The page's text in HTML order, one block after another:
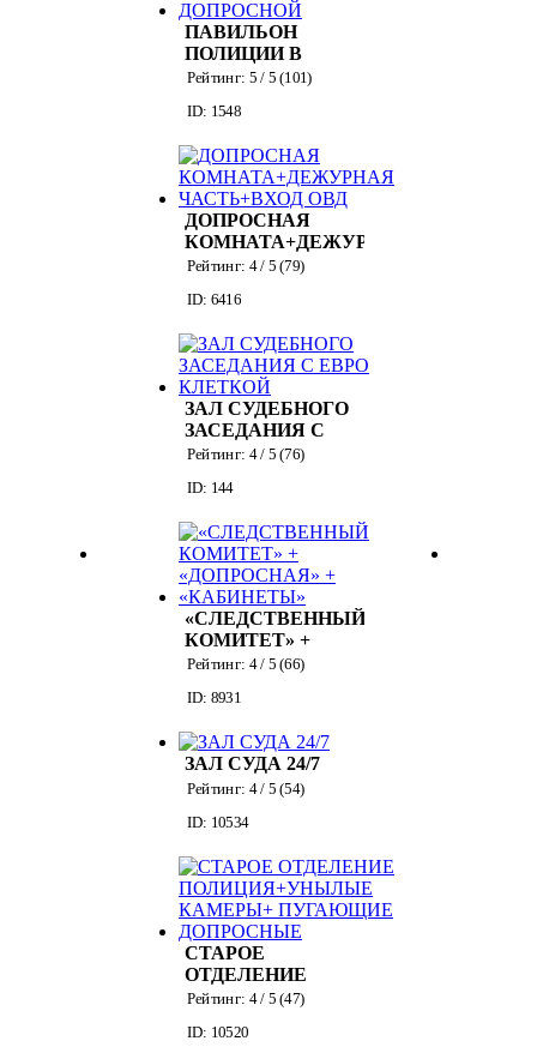
ПАВИЛЬОН
ПОЛИЦИИ В
СТИЛЕ ЛОФТ С
Рейтинг: 5/ 5 (101)
ID: 1548
ДОПРОСНАЯ
КОМНАТА+ДЕЖУРНАЯ
ЧАСТЬ+ВХОД ОВД
Рейтинг: 4/ 5 (79)
ID: 6416
ЗАЛ СУДЕБНОГО
ЗАСЕДАНИЯ С
ЕВРО КЛЕТКОЙ
Рейтинг: 4/ 5 (76)
ID: 144
«СЛЕДСТВЕННЫЙ
КОМИТЕТ» +
«ДОПРОСНАЯ» +
Рейтинг: 4/ 5 (66)
ID: 8931
ЗАЛ СУДА 24/7
Рейтинг: 4/ 5 (54)
ID: 10534
СТАРОЕ
ОТДЕЛЕНИЕ
ПОЛИЦИЯ+УНЫЛЫЕ
ПУГАЮЩИЕ
Рейтинг: 4/ 5 (47)
ID: 10520